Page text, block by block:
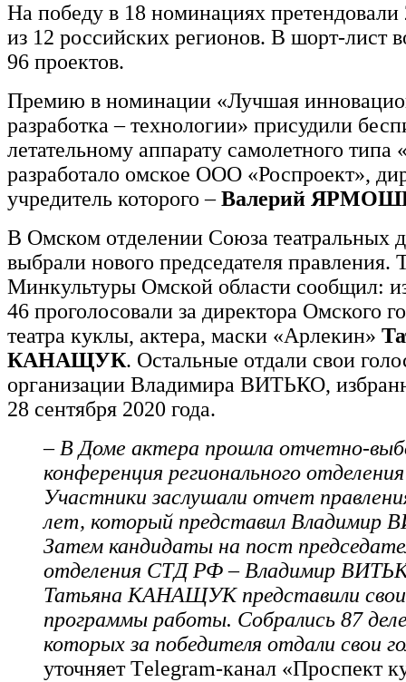
На победу в 18 номинациях претендовали
из 12 российских регионов. В шорт-лист
96 проектов.
Премию в номинации «Лучшая
разработка – технологии» присудили
летательному аппарату самолетного
разработало омское ООО «Роспроект»,
учредитель которого –Валерий
В Омском отделении Союза театральных
выбрали нового председателя правления.
Минкультуры Омской области сообщил:
46 проголосовали за директора Омского
театра куклы, актера, маски «Арлекин»
КАНАЩУК. Остальные отдали свои
организации Владимира ВИТЬКО,
28 сентября 2020 года.
– В Доме актера прошла отчетно-
конференция регионального
Участники заслушали отчет
лет, который представил Владимир
Затем кандидаты на пост
отделения СТД РФ – Владимир
Татьяна КАНАЩУК представили свои
программы работы. Собрались 87
которых за победителя отдали свои
уточняет Тelegram-канал «Проспект